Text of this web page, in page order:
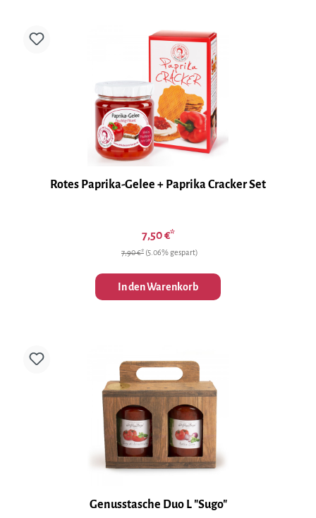
Rotes Paprika-Gelee + Paprika Cracker Set
7,50 €*
7,90 €* (5.06% gespart)
In den Warenkorb
Genusstasche Duo L "Sugo"